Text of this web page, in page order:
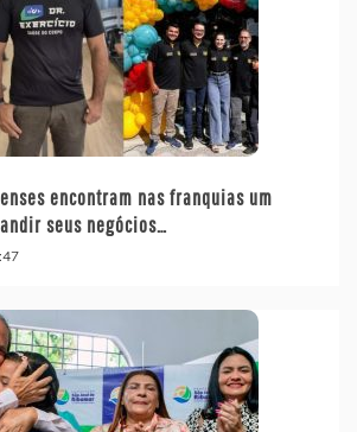
encontram nas franquias um
seus negócios…